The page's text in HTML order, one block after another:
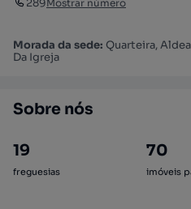
289Mostrar número
Morada da sede: Quarteira,
Da Igreja
Sobre nós
19
freguesias
70
imóveis